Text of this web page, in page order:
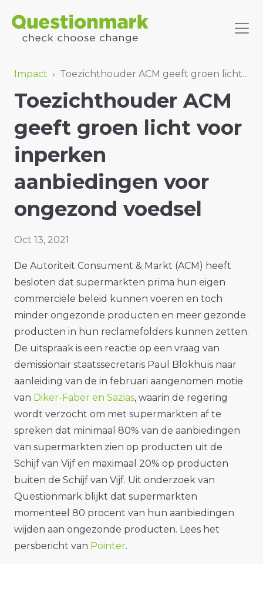
Impact › Toezichthouder ACM geeft groen licht voor inperken aanbiedingen voor ongezond voedsel
Toezichthouder ACM
geeft groen licht voor
inperken
aanbiedingen voor
ongezond voedsel
Oct 13, 2021
De Autoriteit Consument & Markt (ACM) heeft
besloten dat supermarkten prima hun eigen
commerciële beleid kunnen voeren en toch
minder ongezonde producten en meer gezonde
producten in hun reclamefolders kunnen zetten.
De uitspraak is een reactie op een vraag van
demissionair staatssecretaris Paul Blokhuis naar
aanleiding van de in februari aangenomen motie
van Diker-Faber en Sazias, waarin de regering
wordt verzocht om met supermarkten af te
spreken dat minimaal 80% van de aanbiedingen
van supermarkten zien op producten uit de
Schijf van Vijf en maximaal 20% op producten
buiten de Schijf van Vijf. Uit onderzoek van
Questionmark blijkt dat supermarkten
momenteel 80 procent van hun aanbiedingen
wijden aan ongezonde producten. Lees het
persbericht van Pointer.